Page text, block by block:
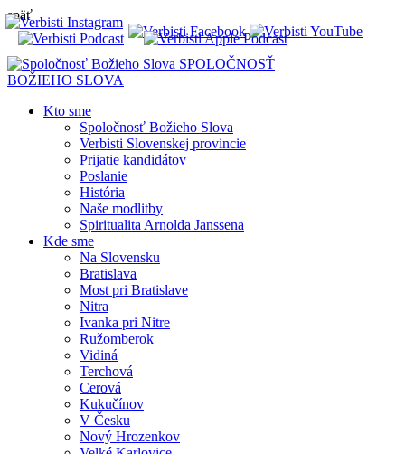
späť
SPOLOČNOSŤ
BOŽIEHO SLOVA
Kto sme
Spoločnosť Božieho Slova
Verbisti Slovenskej provincie
Prijatie kandidátov
Poslanie
História
Naše modlitby
Spiritualita Arnolda Janssena
Kde sme
Na Slovensku
Bratislava
Most pri Bratislave
Nitra
Ivanka pri Nitre
Ružomberok
Vidiná
Terchová
Cerová
Kukučínov
V Česku
Nový Hrozenkov